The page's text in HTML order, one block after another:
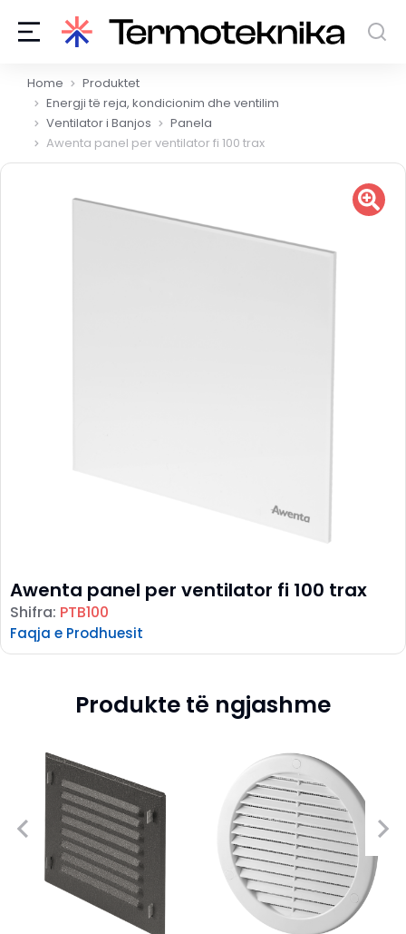
You are here:
Home
Produktet
Energji të reja, kondicionim dhe ventilim
Ventilator i Banjos
Panela
Awenta panel per ventilator fi 100 trax
Awenta panel per ventilator fi 100 trax
Shifra: PTB100
Faqja e Prodhuesit
Produkte të ngjashme